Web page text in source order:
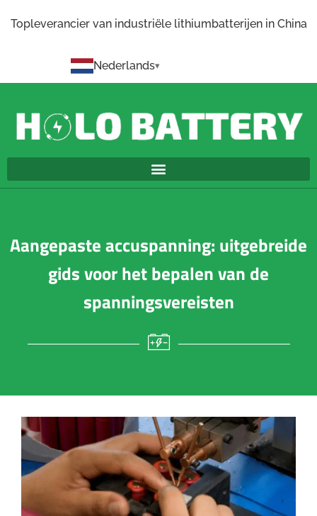
Topleverancier van industriële lithiumbatterijen in China
Nederlands
Aangepaste accuspanning: uitgebreide
gids voor het bepalen van de
spanningsvereisten